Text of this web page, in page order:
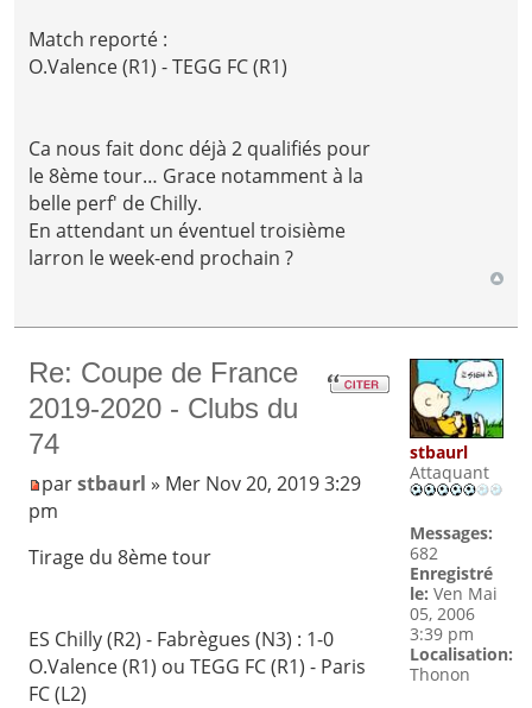
Match reporté :
O.Valence (R1) - TEGG FC (R1)
Ca nous fait donc déjà 2 qualifiés pour
le 8ème tour… Grace notamment à la
belle perf' de Chilly.
En attendant un éventuel troisième
larron le week-end prochain ?
Re: Coupe de France
2019-2020 - Clubs du
74
parstbaurl » Mer Nov 20, 2019 3:29
pm
Tirage du 8ème tour
ES Chilly (R2) - Fabrègues (N3) : 1-0
O.Valence (R1) ou TEGG FC (R1) - Paris
FC (L2)
stbaurl
Attaquant
Messages:
682
Enregistré
le: Ven Mai
05, 2006
3:39 pm
Localisation:
Thonon